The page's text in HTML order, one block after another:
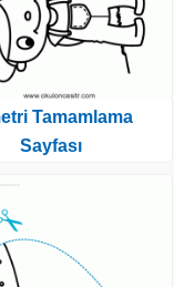
Tamamlama
Sayfası